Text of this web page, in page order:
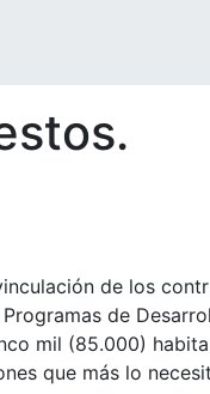
de los
de
mil (85.000)
que más lo